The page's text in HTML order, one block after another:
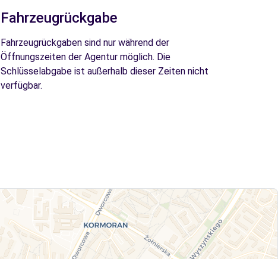
Fahrzeugrückgabe
Fahrzeugrückgaben sind nur während der
Öffnungszeiten der Agentur möglich. Die
Schlüsselabgabe ist außerhalb dieser Zeiten nicht
verfügbar.